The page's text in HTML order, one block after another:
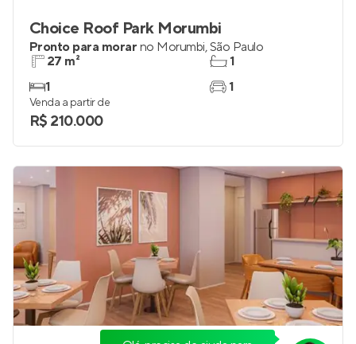
Choice Roof Park Morumbi
Pronto para morar no Morumbi,São Paulo
27 m²
1
1
1
Venda a partir de
R$ 210.000